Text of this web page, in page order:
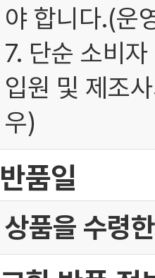
야 합니다.(운
7. 단순 소비
입원 및 제조
우)
반품일
상품을 수령